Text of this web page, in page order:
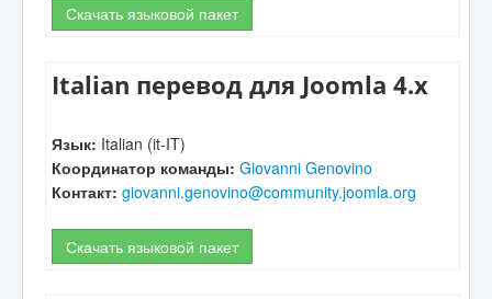
Скачать языковой пакет
Italian перевод для Joomla 4.x
Язык: Italian (it-IT)
Координатор команды: Giovanni Genovino
Контакт: giovanni.genovino@community.joomla.org
Скачать языковой пакет